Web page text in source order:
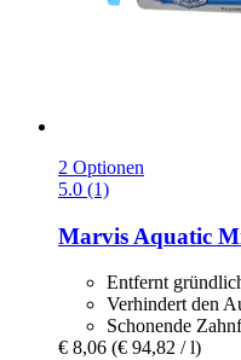
2 Optionen
5.0 (1)
Marvis Aquatic
Entfernt
Verhindert den
Schonende
€ 8,06 (€ 94,82 / l)